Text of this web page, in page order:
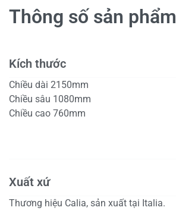
Thông số sản phẩm
Kích thước
Chiều dài 2150mm
Chiều sâu 1080mm
Chiều cao 760mm
Xuất xứ
Thương hiệu Calia, sản xuất tại Italia.